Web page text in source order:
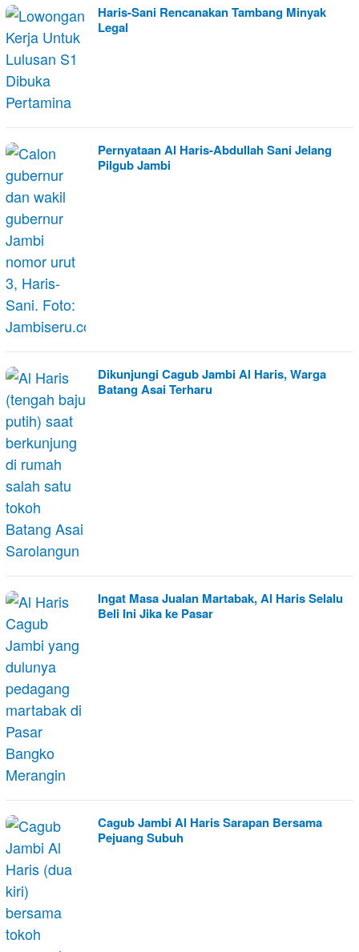
Haris-Sani Rencanakan Tambang Minyak
Legal
Pernyataan Al Haris-Abdullah Sani Jelang
Pilgub Jambi
Dikunjungi Cagub Jambi Al Haris, Warga
Batang Asai Terharu
Ingat Masa Jualan Martabak, Al Haris Selalu
Beli Ini Jika ke Pasar
Cagub Jambi Al Haris Sarapan Bersama
Pejuang Subuh